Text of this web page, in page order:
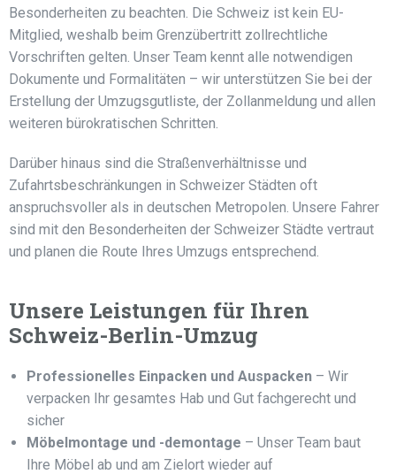
Besonderheiten zu beachten. Die Schweiz ist kein EU-
Mitglied, weshalb beim Grenzübertritt zollrechtliche
Vorschriften gelten. Unser Team kennt alle notwendigen
Dokumente und Formalitäten – wir unterstützen Sie bei der
Erstellung der Umzugsgutliste, der Zollanmeldung und allen
weiteren bürokratischen Schritten.
Darüber hinaus sind die Straßenverhältnisse und
Zufahrtsbeschränkungen in Schweizer Städten oft
anspruchsvoller als in deutschen Metropolen. Unsere Fahrer
sind mit den Besonderheiten der Schweizer Städte vertraut
und planen die Route Ihres Umzugs entsprechend.
Unsere Leistungen für Ihren
Schweiz-Berlin-Umzug
Professionelles Einpacken und Auspacken – Wir
verpacken Ihr gesamtes Hab und Gut fachgerecht und
sicher
Möbelmontage und -demontage – Unser Team baut
Ihre Möbel ab und am Zielort wieder auf